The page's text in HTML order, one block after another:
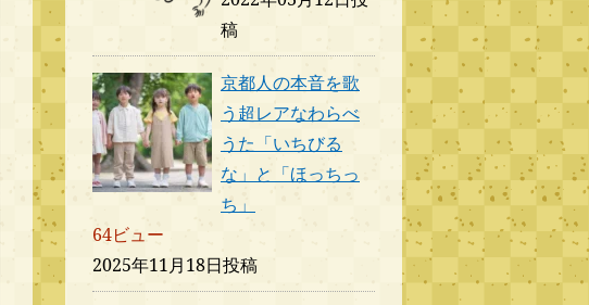
稿
京都人の本音を歌
う超レアなわらべ
うた「いちびる
な」と「ほっちっ
ち」
64ビュー
2025年11月18日投稿